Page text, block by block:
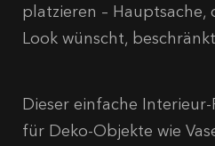
platzieren –
Look wünscht,
Dieser einfache
für Deko-Objekte wie